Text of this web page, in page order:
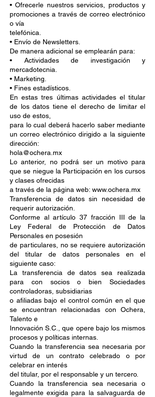
• Ofrecerle nuestros servicios, productos y
promociones a través de correo electrónico
o vía
telefónica.
• Envío de Newsletters.
De manera adicional se emplearán para:
• Actividades de investigación y
mercadotecnia.
• Marketing.
• Fines estadísticos.
En estas tres últimas actividades el titular
de los datos tiene el derecho de limitar el
uso de estos,
para lo cual deberá hacerlo saber mediante
un correo electrónico dirigido a la siguiente
dirección:
hola@ochera.mx
Lo anterior, no podrá ser un motivo para
que se niegue la Participación en los cursos
y clases ofrecidas
a través de la página web: www.ochera.mx
Transferencia de datos sin necesidad de
requerir autorización.
Conforme al artículo 37 fracción III de la
Ley Federal de Protección de Datos
Personales en posesión
de particulares, no se requiere autorización
del titular de datos personales en el
siguiente caso:
La transferencia de datos sea realizada
para con socios o bien Sociedades
controladoras, subsidiarias
o afiliadas bajo el control común en el que
se encuentran relacionadas con Ochera,
Talento e
Innovación S.C., que opere bajo los mismos
procesos y políticas internas.
Cuando la transferencia sea necesaria por
virtud de un contrato celebrado o por
celebrar en interés
del titular, por el responsable y un tercero.
Cuando la transferencia sea necesaria o
legalmente exigida para la salvaguarda de